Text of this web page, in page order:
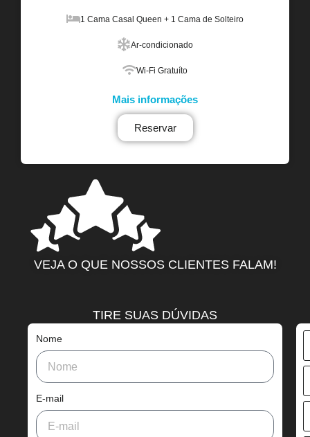
1 Cama Casal Queen + 1 Cama de Solteiro
Ar-condicionado
Wi-Fi Gratuíto
Mais informações
Reservar
VEJA O QUE NOSSOS CLIENTES FALAM!
TIRE SUAS DÚVIDAS
Nome
E-mail